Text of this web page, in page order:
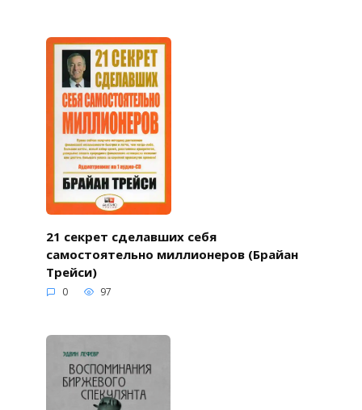
21 секрет сделавших себя
самостоятельно миллионеров (Брайан
Трейси)
0 97